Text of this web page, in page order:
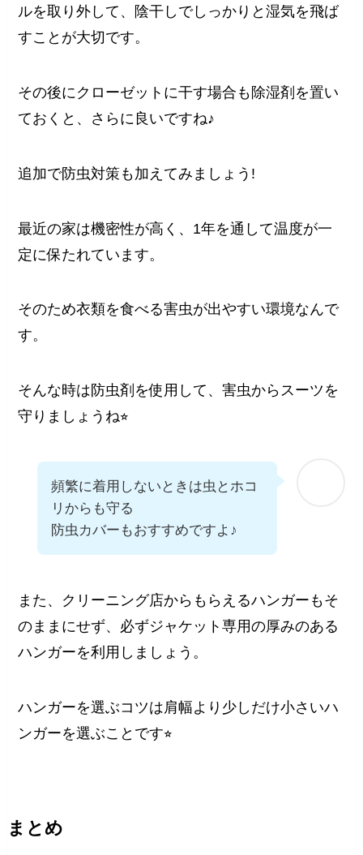
ルを取り外して、陰干しでしっかりと湿気を飛ば
すことが大切です。
その後にクローゼットに干す場合も除湿剤を置い
ておくと、さらに良いですね♪
追加で防虫対策も加えてみましょう!
最近の家は機密性が高く、1年を通して温度が一
定に保たれています。
そのため衣類を食べる害虫が出やすい環境なんで
す。
そんな時は防虫剤を使用して、害虫からスーツを
守りましょうね⭐︎
頻繁に着用しないときは虫とホコ
リからも守る
防虫カバーもおすすめですよ♪
また、クリーニング店からもらえるハンガーもそ
のままにせず、必ずジャケット専用の厚みのある
ハンガーを利用しましょう。
ハンガーを選ぶコツは肩幅より少しだけ小さいハ
ンガーを選ぶことです⭐︎
まとめ